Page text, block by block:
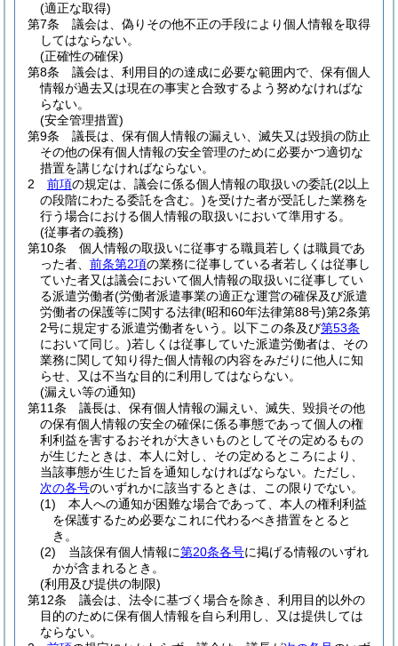
(適正な取得)
第7条
議会は、偽りその他不正の手段により個人情報を取得
してはならない。
(正確性の確保)
第8条
議会は、利用目的の達成に必要な範囲内で、保有個人
情報が過去又は現在の事実と合致するよう努めなければな
らない。
(安全管理措置)
第9条
議長は、保有個人情報の漏えい、滅失又は毀損の防止
その他の保有個人情報の安全管理のために必要かつ適切な
措置を講じなければならない。
2
前項の規定は、議会に係る個人情報の取扱いの委託(2以上
の段階にわたる委託を含む。)を受けた者が受託した業務を
行う場合における個人情報の取扱いにおいて準用する。
(従事者の義務)
第10条
個人情報の取扱いに従事する職員若しくは職員であ
った者、 前条第2項の業務に従事している者若しくは従事し
ていた者又は議会において個人情報の取扱いに従事してい
る派遣労働者(労働者派遣事業の適正な運営の確保及び派遣
労働者の保護等に関する法律(昭和60年法律第88号)第2条第
2号に規定する派遣労働者をいう。以下この条及び第53条
において同じ。)若しくは従事していた派遣労働者は、その
業務に関して知り得た個人情報の内容をみだりに他人に知
らせ、又は不当な目的に利用してはならない。
(漏えい等の通知)
第11条
議長は、保有個人情報の漏えい、滅失、毀損その他
の保有個人情報の安全の確保に係る事態であって個人の権
利利益を害するおそれが大きいものとしてその定めるもの
が生じたときは、本人に対し、その定めるところにより、
当該事態が生じた旨を通知しなければならない。 ただし、
次の各号のいずれかに該当するときは、この限りでない。
(1)
本人への通知が困難な場合であって、本人の権利利益
を保護するため必要なこれに代わるべき措置をとると
き。
(2)
当該保有個人情報に第20条各号に掲げる情報のいずれ
かが含まれるとき。
(利用及び提供の制限)
第12条
議会は、法令に基づく場合を除き、利用目的以外の
目的のために保有個人情報を自ら利用し、又は提供しては
ならない。